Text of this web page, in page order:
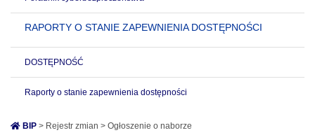
RAPORTY O STANIE ZAPEWNIENIA DOSTĘPNOŚCI
DOSTĘPNOŚĆ
Raporty o stanie zapewnienia dostępności
BIP > Rejestr zmian > Ogłoszenie o naborze